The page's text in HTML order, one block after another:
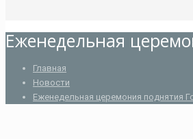
Еженедельная
Главная
Новости
Еженедельная церемония поднятия